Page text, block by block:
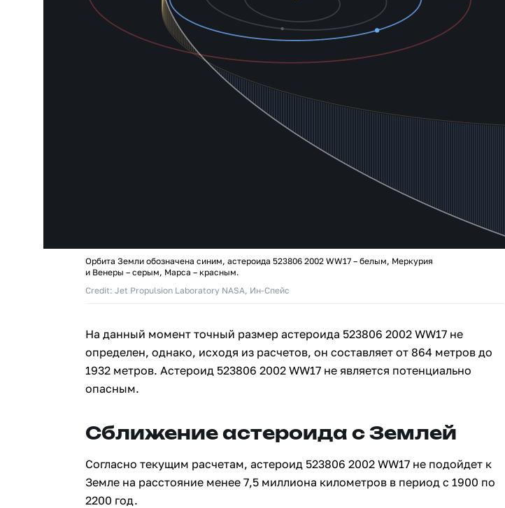
Орбита Земли обозначена синим, астероида 523806 2002 WW17 – белым, Меркурия
и Венеры – серым, Марса – красным.
Credit: Jet Propulsion Laboratory NASA, Ин-Спейс
На данный момент точный размер астероида 523806 2002 WW17 не
определен, однако, исходя из расчетов, он составляет от 864 метров до
1932 метров. Астероид 523806 2002 WW17 не является потенциально
опасным.
Сближение астероида с Землей
Согласно текущим расчетам, астероид 523806 2002 WW17 не подойдет к
Земле на расстояние менее 7,5 миллиона километров в период с 1900 по
2200 год.